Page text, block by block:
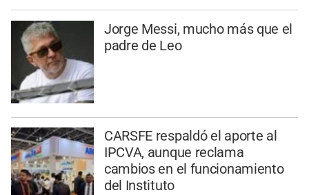
Jorge Messi, mucho más que el
padre de Leo
CARSFE respaldó el aporte al
IPCVA, aunque reclama
cambios en el funcionamiento
del Instituto